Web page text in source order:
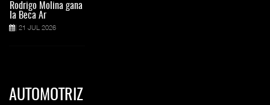
Rodrigo Molina gana
la Beca Ar
21 JUL 2026
AUTOMOTRIZ